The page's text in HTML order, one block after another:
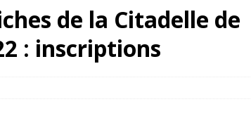
de la Citadelle de
: inscriptions